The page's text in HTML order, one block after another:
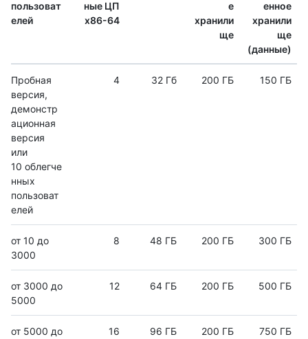
пользоват
елей
ные ЦП
x86-64
е
хранили
ще
енное
хранили
ще
(данные)
Пробная
версия,
демонстр
ационная
версия
или
10 облегче
нных
пользоват
елей
4 32 Гб 200 ГБ 150 ГБ
от 10 до
3000
8 48 ГБ 200 ГБ 300 ГБ
от 3000 до
5000
12 64 ГБ 200 ГБ 500 ГБ
от 5000 до
16 96 ГБ 200 ГБ 750 ГБ